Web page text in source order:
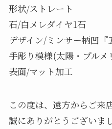
形状/ストレート
石/白メレダイヤ1石
デザイン/ミンサー柄凹『
手彫り模様(太陽・プル
表面/マット加工
この度は、遠方からご来
誠にありがとうございま